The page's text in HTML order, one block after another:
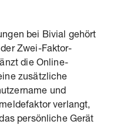
bei Bivial gehört
Zwei-Faktor-
die Online-
zusätzliche
und
verlangt,
persönliche Gerät